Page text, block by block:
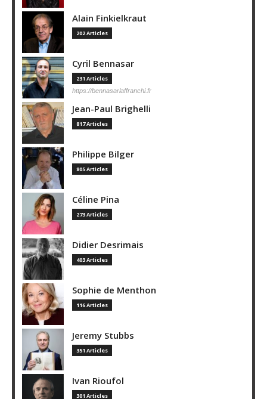
Alain Finkielkraut
202 Articles
Cyril Bennasar
231 Articles
https://bennasarlaffranchi.fr
Jean-Paul Brighelli
817 Articles
Philippe Bilger
805 Articles
Céline Pina
273 Articles
Didier Desrimais
403 Articles
Sophie de Menthon
116 Articles
Jeremy Stubbs
351 Articles
Ivan Rioufol
301 Articles